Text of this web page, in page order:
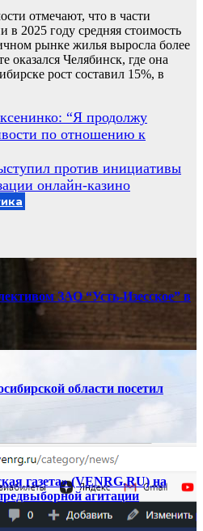
отмечают, что в части
в 2025 году средняя стоимость
рынке жилья выросла более
оказался Челябинск, где она
рост составил 15%, в
“Я продолжу
по отношению к
против инициативы
онлайн-казино
ЗАО “Усть-Изесское” в
области посетил
газета» (VENRG.RU) на
агитации